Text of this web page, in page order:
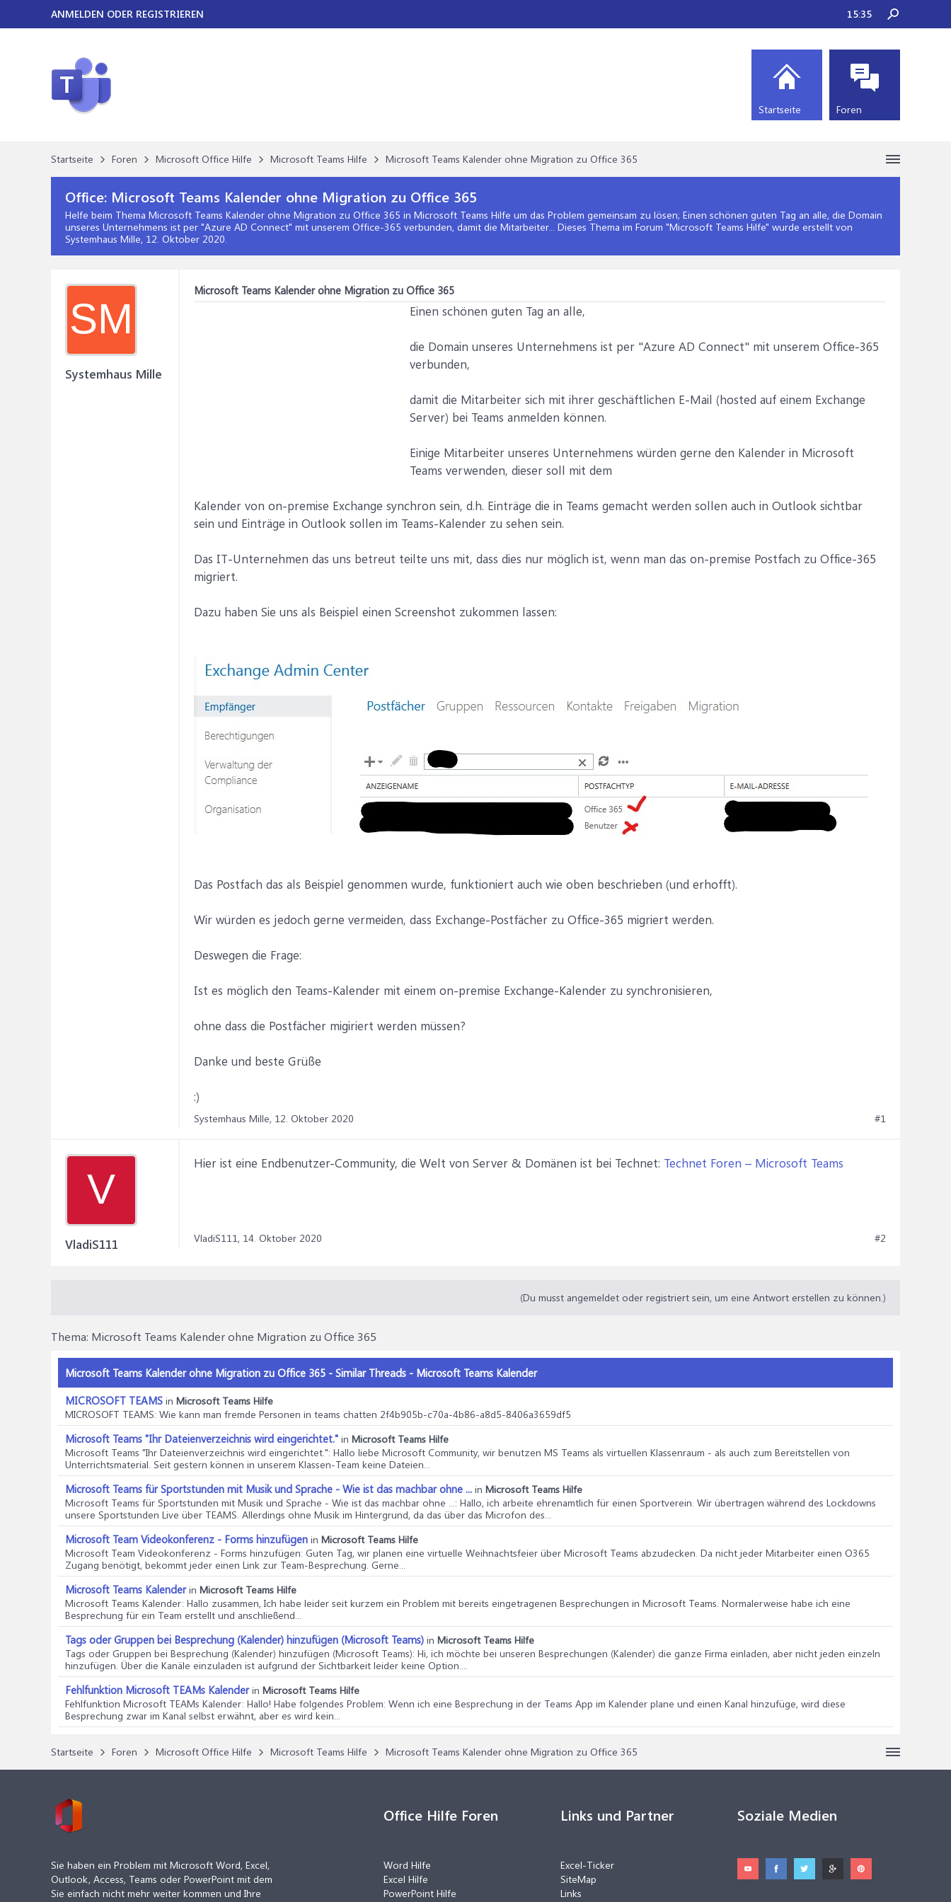
Startseite Foren Microsoft Office Hilfe Microsoft Teams Hilfe Microsoft Teams Kalender ohne Migration zu Office 365
Office: Microsoft Teams Kalender ohne Migration zu Office 365
Helfe beim Thema Microsoft Teams Kalender ohne Migration zu Office 365 in Microsoft Teams Hilfe um das Problem gemeinsam zu lösen; Einen schönen guten Tag an alle, die Domain
unseres Unternehmens ist per "Azure AD Connect" mit unserem Office-365 verbunden, damit die Mitarbeiter... Dieses Thema im Forum "Microsoft Teams Hilfe" wurde erstellt von
Systemhaus Mille, 12. Oktober 2020.
SM
Systemhaus Mille
Microsoft Teams Kalender ohne Migration zu Office 365
Einen schönen guten Tag an alle,
die Domain unseres Unternehmens ist per "Azure AD Connect" mit unserem Office-365
verbunden,
damit die Mitarbeiter sich mit ihrer geschäftlichen E-Mail (hosted auf einem Exchange
Server) bei Teams anmelden können.
Einige Mitarbeiter unseres Unternehmens würden gerne den Kalender in Microsoft
Teams verwenden, dieser soll mit dem
Kalender von on-premise Exchange synchron sein, d.h. Einträge die in Teams gemacht werden sollen auch in Outlook sichtbar
sein und Einträge in Outlook sollen im Teams-Kalender zu sehen sein.
Das IT-Unternehmen das uns betreut teilte uns mit, dass dies nur möglich ist, wenn man das on-premise Postfach zu Office-365
migriert.
Dazu haben Sie uns als Beispiel einen Screenshot zukommen lassen:
Das Postfach das als Beispiel genommen wurde, funktioniert auch wie oben beschrieben (und erhofft).
Wir würden es jedoch gerne vermeiden, dass Exchange-Postfächer zu Office-365 migriert werden.
Deswegen die Frage:
Ist es möglich den Teams-Kalender mit einem on-premise Exchange-Kalender zu synchronisieren,
ohne dass die Postfächer migiriert werden müssen?
Danke und beste Grüße
:)
Systemhaus Mille, 12. Oktober 2020 #1
V
VladiS111
Hier ist eine Endbenutzer-Community, die Welt von Server & Domänen ist bei Technet: Technet Foren – Microsoft Teams
VladiS111, 14. Oktober 2020 #2
(Du musst angemeldet oder registriert sein, um eine Antwort erstellen zu können.)
Thema: Microsoft Teams Kalender ohne Migration zu Office 365
Microsoft Teams Kalender ohne Migration zu Office 365 - Similar Threads - Microsoft Teams Kalender
MICROSOFT TEAMS in Microsoft Teams Hilfe
MICROSOFT TEAMS: Wie kann man fremde Personen in teams chatten 2f4b905b-c70a-4b86-a8d5-8406a3659df5
Microsoft Teams "Ihr Dateienverzeichnis wird eingerichtet." in Microsoft Teams Hilfe
Microsoft Teams "Ihr Dateienverzeichnis wird eingerichtet.": Hallo liebe Microsoft Community, wir benutzen MS Teams als virtuellen Klassenraum - als auch zum Bereitstellen von
Unterrichtsmaterial. Seit gestern können in unserem Klassen-Team keine Dateien...
Microsoft Teams für Sportstunden mit Musik und Sprache - Wie ist das machbar ohne ... in Microsoft Teams Hilfe
Microsoft Teams für Sportstunden mit Musik und Sprache - Wie ist das machbar ohne ...: Hallo, ich arbeite ehrenamtlich für einen Sportverein. Wir übertragen während des Lockdowns
unsere Sportstunden Live über TEAMS. Allerdings ohne Musik im Hintergrund, da das über das Microfon des...
Microsoft Team Videokonferenz - Forms hinzufügen in Microsoft Teams Hilfe
Microsoft Team Videokonferenz - Forms hinzufügen: Guten Tag, wir planen eine virtuelle Weihnachtsfeier über Microsoft Teams abzudecken. Da nicht jeder Mitarbeiter einen O365
Zugang benötigt, bekommt jeder einen Link zur Team-Besprechung. Gerne...
Microsoft Teams Kalenderin Microsoft Teams Hilfe
Microsoft Teams Kalender: Hallo zusammen, Ich habe leider seit kurzem ein Problem mit bereits eingetragenen Besprechungen in Microsoft Teams. Normalerweise habe ich eine
Besprechung für ein Team erstellt und anschließend...
Tags oder Gruppen bei Besprechung (Kalender) hinzufügen (Microsoft Teams) in Microsoft Teams Hilfe
Tags oder Gruppen bei Besprechung (Kalender) hinzufügen (Microsoft Teams): Hi, ich möchte bei unseren Besprechungen (Kalender) die ganze Firma einladen, aber nicht jeden einzeln
hinzufügen. Über die Kanäle einzuladen ist aufgrund der Sichtbarkeit leider keine Option....
Fehlfunktion Microsoft TEAMs Kalenderin Microsoft Teams Hilfe
Fehlfunktion Microsoft TEAMs Kalender: Hallo! Habe folgendes Problem: Wenn ich eine Besprechung in der Teams App im Kalender plane und einen Kanal hinzufüge, wird diese
Besprechung zwar im Kanal selbst erwähnt, aber es wird kein...
Startseite Foren Microsoft Office Hilfe Microsoft Teams Hilfe Microsoft Teams Kalender ohne Migration zu Office 365
ANMELDEN ODER REGISTRIEREN 15:35
Startseite Foren
Sie haben ein Problem mit Microsoft Word, Excel,
Outlook, Access, Teams oder PowerPoint mit dem
Sie einfach nicht mehr weiter kommen und Ihre
Office Hilfe Foren
Word Hilfe
Excel Hilfe
PowerPoint Hilfe
Links und Partner
Excel-Ticker
SiteMap
Links
Soziale Medien